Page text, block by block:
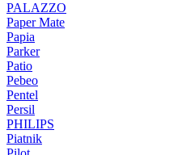
PALAZZO
Paper Mate
Papia
Parker
Patio
Pebeo
Pentel
Persil
PHILIPS
Piatnik